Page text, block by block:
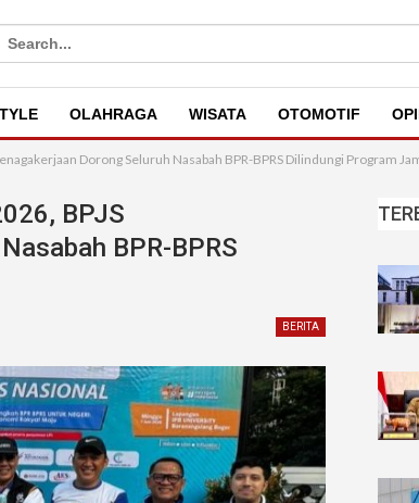
for:
OLAHRAGA WISATA OTOMOTIF
Dorong Seluruh Nasabah BPR-BPRS Dilindungi Program
BPJS
BPR-BPRS
BERITA